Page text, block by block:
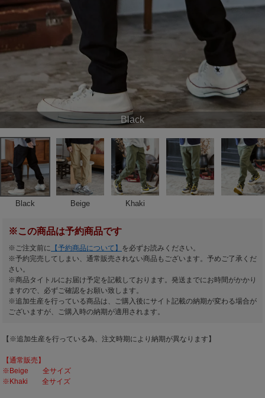
Black
Black Beige Khaki
※この商品は予約商品です
※ご注文前に 【予約商品について】 を必ずお読みください。
※予約完売してしまい、通常販売されない商品もございます。予めご了承くだ
さい。
※商品タイトルにお届け予定を記載しております。発送までにお時間がかかり
ますので、必ずご確認をお願い致します。
※追加生産を行っている商品は、ご購入後にサイト記載の納期が変わる場合が
ございますが、ご購入時の納期が適用されます。
【※追加生産を行っている為、注文時期により納期が異なります】
【通常販売】
※Beige 全サイズ
※Khaki 全サイズ